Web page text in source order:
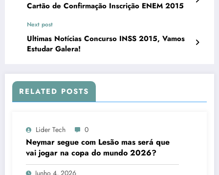
Cartão de Confirmação Inscrição ENEM 2015
Next post
Ultimas Notícias Concurso INSS 2015, Vamos
Estudar Galera!
RELATED POSTS
Lider Tech 0
Neymar segue com Lesão mas será que
vai jogar na copa do mundo 2026?